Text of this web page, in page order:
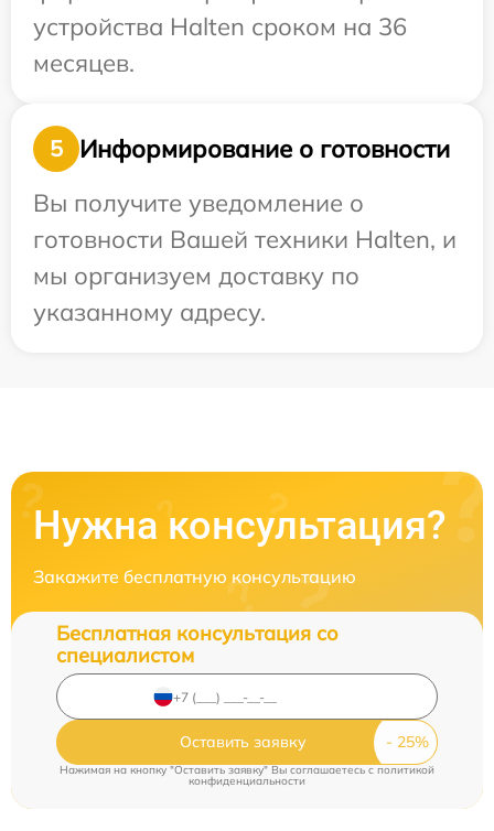
устройства Halten сроком на 36
месяцев.
5
Информирование о готовности
Вы получите уведомление о
готовности Вашей техники Halten, и
мы организуем доставку по
указанному адресу.
Нужна консультация?
Закажите бесплатную консультацию
Бесплатная консультация со
специалистом
Оставить заявку
Нажимая на кнопку "Оставить заявку" Вы соглашаетесь c политикой
конфиденциальности